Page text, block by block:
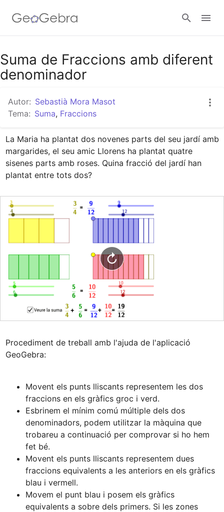
Google Classroom
Suma de Fraccions amb diferent
denominador
Autor: Sebastià Mora Masot
Tema: Suma, Fraccions
La Maria ha plantat dos novenes parts del seu jardí amb
margarides, el seu amic Llorens ha plantat quatre
sisenes parts amb roses. Quina fracció del jardí han
plantat entre tots dos?
Procediment de treball amb l'ajuda de l'aplicació
GeoGebra:
Movent els punts lliscants representem les dos
Esbrinem el mínim comú múltiple dels dos
denominadors, podem utilitzar la màquina que
trobareu a continuació per comprovar si ho hem
Movent els punts lliscants representem dues
fraccions equivalents a les anteriors en els gràfics
Movem el punt blau i posem els gràfics
equivalents a sobre dels primers. Si les zones